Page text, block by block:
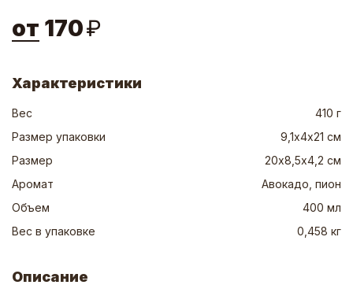
от 170₽
Характеристики
Вес
410 г
Размер упаковки
9,1х4х21 см
Размер
20х8,5х4,2 см
Аромат
Авокадо, пион
Объем
400 мл
Вес в упаковке
0,458 кг
Описание